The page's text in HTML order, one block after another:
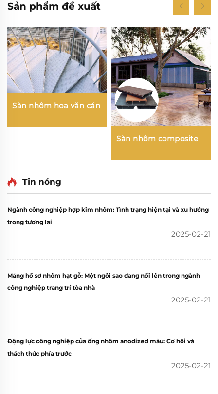
Sản phẩm đề xuất
Sàn nhôm hoa văn cán
Sàn nhôm composite
Tin nóng
Ngành công nghiệp hợp kim nhôm: Tình trạng hiện tại và xu hướng
trong tương lai
2025-02-21
Mảng hồ sơ nhôm hạt gỗ: Một ngôi sao đang nổi lên trong ngành
công nghiệp trang trí tòa nhà
2025-02-21
Động lực công nghiệp của ống nhôm anodized màu: Cơ hội và
thách thức phía trước
2025-02-21